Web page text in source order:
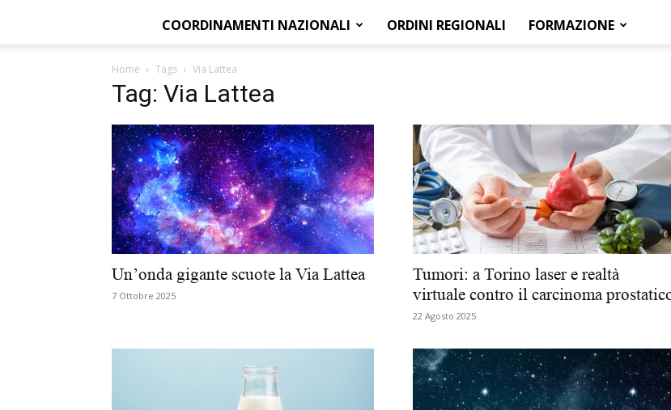
Federazione
Nazionale
degli
COORDINAMENTI NAZIONALI ORDINI REGIONALI FORMAZIONE
Home Tags Via Lattea
Tag: Via Lattea
Un’onda gigante scuote la Via Lattea
7 Ottobre 2025
Tumori: a Torino laser e realtà
virtuale contro il carcinoma
22 Agosto 2025